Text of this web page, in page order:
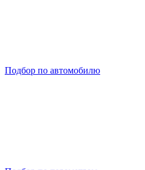
Подбор по автомобилю